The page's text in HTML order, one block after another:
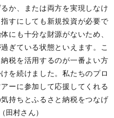
か、または両方を実現しなけ
すにしても新規投資が必要で
にも十分な財源がないため、
ぎている状態といえます。こ
税を活用するのが一番よい方
を続けました。私たちのプロ
ーに参加して応援してくれる
持ちとふるさと納税をつなげ
田村さん）